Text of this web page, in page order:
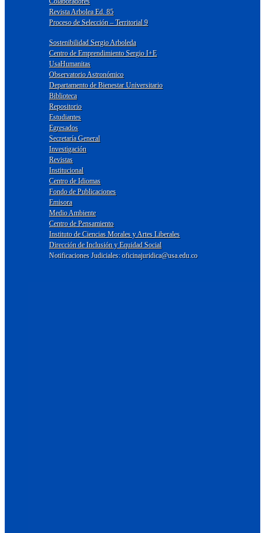
Revista Arbolea Ed. 85
Proceso de Selección – Territorial 9
Sostenibilidad Sergio Arboleda
Centro de Emprendimiento Sergio I+E
UsaHumanitas
Observatorio Astronómico
Departamento de Bienestar Universitario
Biblioteca
Repositorio
Estudiantes
Egresados
Secretaría General
Investigación
Revistas
Institucional
Centro de Idiomas
Fondo de Publicaciones
Emisora
Medio Ambiente
Centro de Pensamiento
Instituto de Ciencias Morales y Artes Liberales
Dirección de Inclusión y Equidad Social
Notificaciones Judiciales: oficinajuridica@usa.edu.co